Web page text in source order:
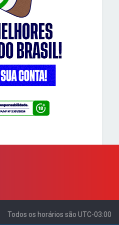
Todos os horários são UTC-03:00